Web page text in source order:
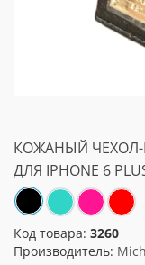
КОЖАНЫЙ ЧЕХОЛ-
ДЛЯ IPHONE 6
Код товара: 3260
Производитель: